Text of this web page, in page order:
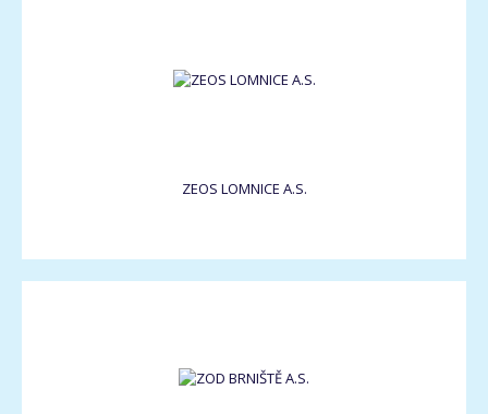
ZEOS LOMNICE A.S.